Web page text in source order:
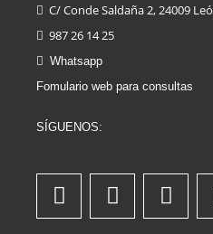
C/ Conde Saldaña 2, 24009
987 26 14 25
Whatsapp
Fomulario web para consultas
SÍGUENOS: